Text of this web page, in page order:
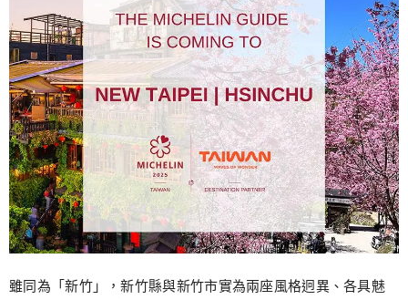
雖同為「新竹」，新竹縣與新竹市實為兩座風格迥異、各具魅